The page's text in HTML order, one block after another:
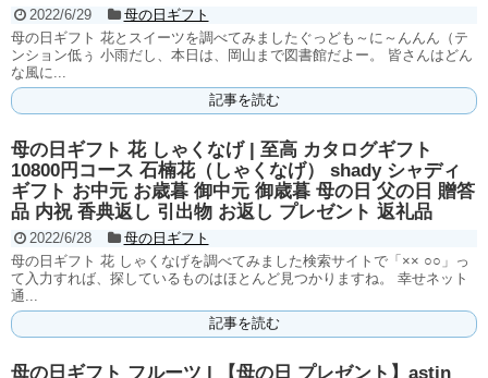
2022/6/29
母の日ギフト
母の日ギフト 花とスイーツを調べてみましたぐっども～に～んんん（テ
ンション低ぅ 小雨だし、本日は、岡山まで図書館だよー。 皆さんはどん
な風に...
記事を読む
母の日ギフト 花 しゃくなげ | 至高 カタログギフト
10800円コース 石楠花（しゃくなげ） shady シャディ
ギフト お中元 お歳暮 御中元 御歳暮 母の日 父の日 贈答
品 内祝 香典返し 引出物 お返し プレゼント 返礼品
2022/6/28
母の日ギフト
母の日ギフト 花 しゃくなげを調べてみました検索サイトで「×× ○○」っ
て入力すれば、探しているものはほとんど見つかりますね。 幸せネット
通...
記事を読む
母の日ギフト フルーツ | 【母の日 プレゼント】astin